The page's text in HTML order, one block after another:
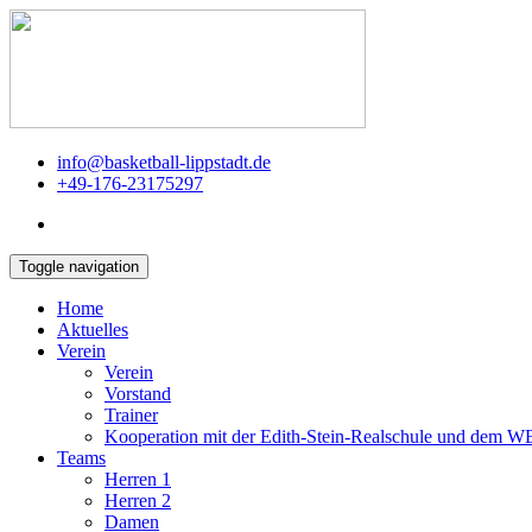
info@basketball-lippstadt.de
+49-176-23175297
Toggle navigation
Home
Aktuelles
Verein
Verein
Vorstand
Trainer
Kooperation mit der Edith-Stein-Realschule und dem
Teams
Herren 1
Herren 2
Damen